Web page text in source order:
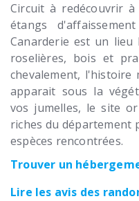
Circuit à redécouvrir
étangs
Canarderie est un
roselières, bois et
chevalement,
apparait sous la
vos jumelles, le site
riches du département
espèces rencontrées.
Trouver un
Lire les avis des